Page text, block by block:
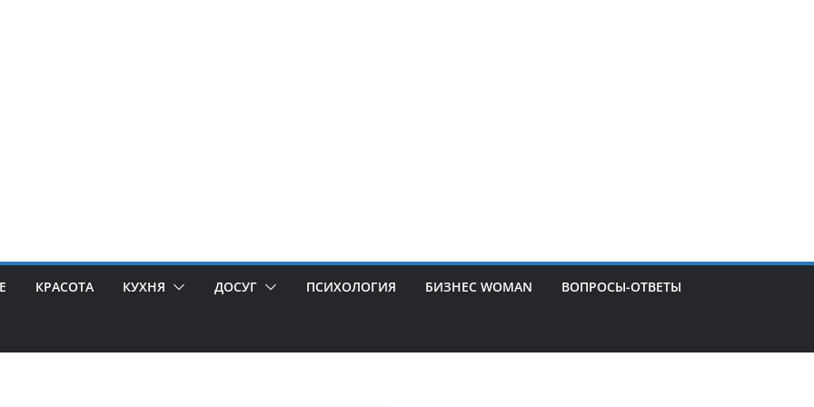
КРАСОТА КУХНЯ ДОСУГ ПСИХОЛОГИЯ БИЗНЕС WOMAN ВОПРОСЫ-ОТВЕТЫ